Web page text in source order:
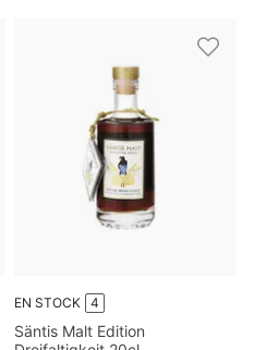
EN STOCK 4
Säntis Malt Edition